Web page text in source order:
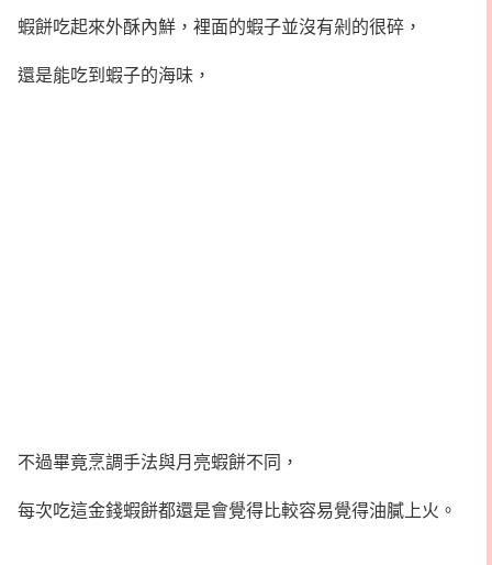
蝦餅吃起來外酥內鮮，裡面的蝦子並沒有剁的很碎，
還是能吃到蝦子的海味，
不過畢竟烹調手法與月亮蝦餅不同，
每次吃這金錢蝦餅都還是會覺得比較容易覺得油膩上火。